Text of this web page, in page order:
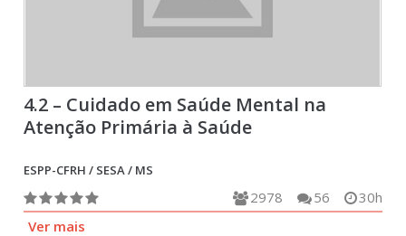
4.2 – Cuidado em Saúde Mental na
Atenção Primária à Saúde
ESPP-CFRH / SESA / MS
30h
56
2978
Ver mais